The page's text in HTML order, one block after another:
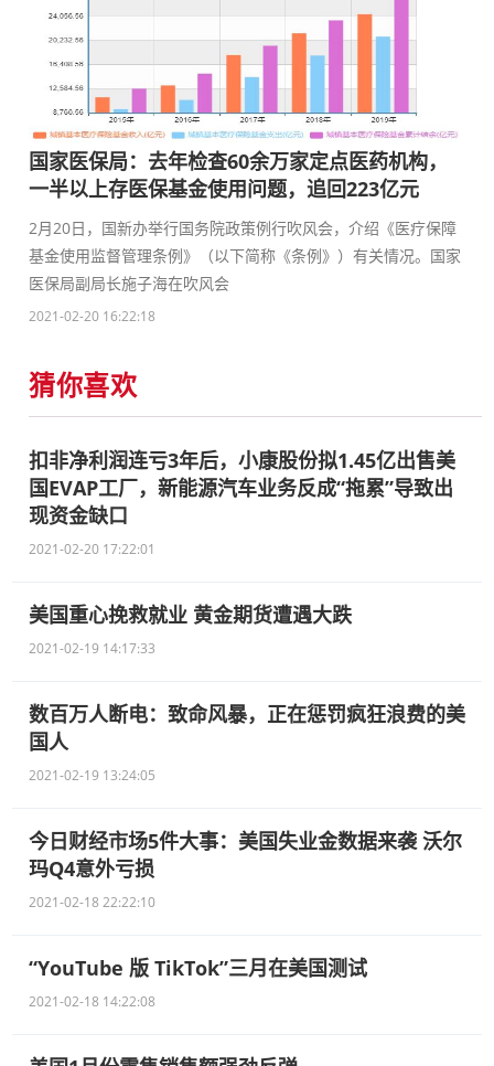
国家医保局：去年检查60余万家定点医药机构，
一半以上存医保基金使用问题，追回223亿元
2月20日，国新办举行国务院政策例行吹风会，介绍《医疗保障
基金使用监督管理条例》（以下简称《条例》）有关情况。国家
医保局副局长施子海在吹风会
2021-02-20 16:22:18
猜你喜欢
扣非净利润连亏3年后，小康股份拟1.45亿出售美
国EVAP工厂，新能源汽车业务反成“拖累”导致出
现资金缺口
2021-02-20 17:22:01
美国重心挽救就业 黄金期货遭遇大跌
2021-02-19 14:17:33
数百万人断电：致命风暴，正在惩罚疯狂浪费的美
国人
2021-02-19 13:24:05
今日财经市场5件大事：美国失业金数据来袭 沃尔
玛Q4意外亏损
2021-02-18 22:22:10
“YouTube 版 TikTok”三月在美国测试
2021-02-18 14:22:08